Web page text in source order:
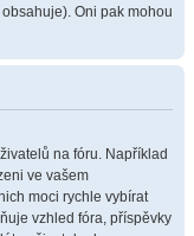
Oni pak mohou
na fóru. Například
ve vašem
moci rychle vybírat
vzhled fóra, příspěvky